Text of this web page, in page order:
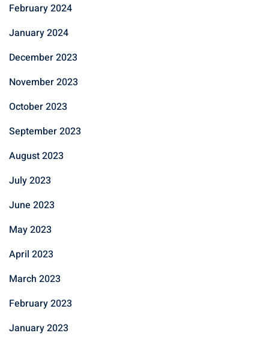
February 2024
January 2024
December 2023
November 2023
October 2023
September 2023
August 2023
July 2023
June 2023
May 2023
April 2023
March 2023
February 2023
January 2023